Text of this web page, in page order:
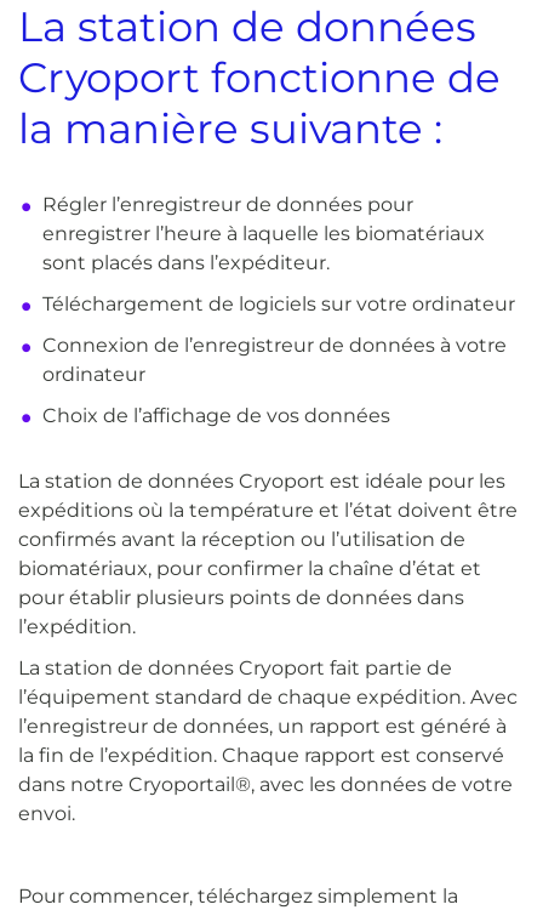
La station de données
Cryoport fonctionne de
la manière suivante :
Régler l’enregistreur de données pour
enregistrer l’heure à laquelle les biomatériaux
sont placés dans l’expéditeur.
Téléchargement de logiciels sur votre ordinateur
Connexion de l’enregistreur de données à votre
ordinateur
Choix de l’affichage de vos données
La station de données Cryoport est idéale pour les
expéditions où la température et l’état doivent être
confirmés avant la réception ou l’utilisation de
biomatériaux, pour confirmer la chaîne d’état et
pour établir plusieurs points de données dans
l’expédition.
La station de données Cryoport fait partie de
l’équipement standard de chaque expédition. Avec
l’enregistreur de données, un rapport est généré à
la fin de l’expédition. Chaque rapport est conservé
dans notre Cryoportail®, avec les données de votre
envoi.
Pour commencer, téléchargez simplement la